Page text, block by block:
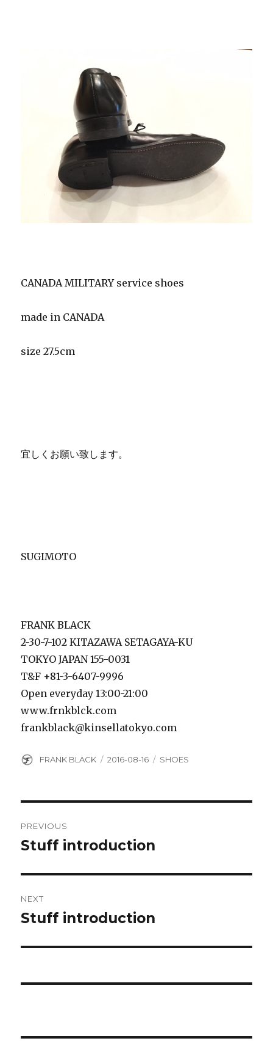
CANADA MILITARY service shoes
made in CANADA
size 27.5cm
宜しくお願い致します。
SUGIMOTO
FRANK BLACK
2-30-7-102 KITAZAWA SETAGAYA-KU
TOKYO JAPAN 155-0031
T&F +81-3-6407-9996
Open everyday 13:00-21:00
www.frnkblck.com
frankblack@kinsellatokyo.com
Author
FRANK BLACK
Posted
2016-08-16 Categories
SHOES
navigation
PREVIOUS
Previous
Stuff introduction
NEXT
Next
Stuff introduction